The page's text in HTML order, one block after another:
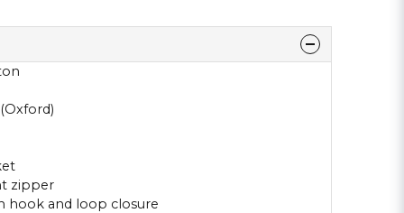
zipper
hook and loop closure